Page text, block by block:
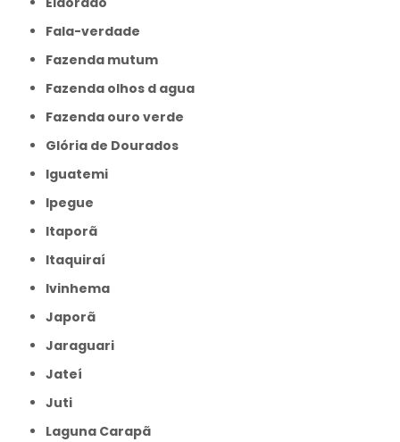
Fala-verdade
Fazenda mutum
Fazenda olhos d agua
Fazenda ouro verde
Glória de Dourados
Iguatemi
Ipegue
Itaporã
Itaquiraí
Ivinhema
Japorã
Jaraguari
Jateí
Juti
Laguna Carapã